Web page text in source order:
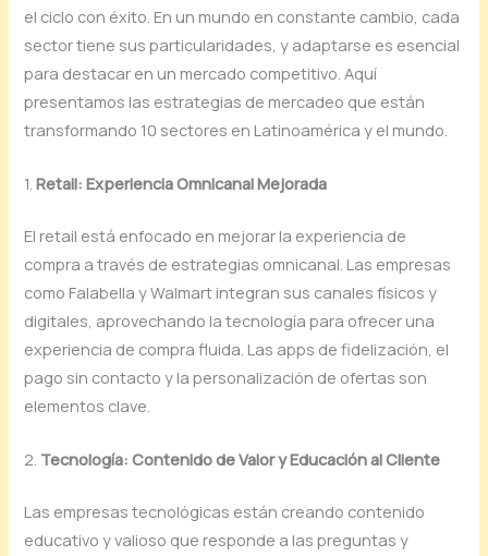
el ciclo con éxito. En un mundo en constante cambio, cada
sector tiene sus particularidades, y adaptarse es esencial
para destacar en un mercado competitivo. Aquí
presentamos las estrategias de mercadeo que están
transformando 10 sectores en Latinoamérica y el mundo.
1.Retail: Experiencia Omnicanal Mejorada
El retail está enfocado en mejorar la experiencia de
compra a través de estrategias omnicanal. Las empresas
como Falabella y Walmart integran sus canales físicos y
digitales, aprovechando la tecnología para ofrecer una
experiencia de compra fluida. Las apps de fidelización, el
pago sin contacto y la personalización de ofertas son
elementos clave.
2. Tecnología: Contenido de Valor y Educación al Cliente
Las empresas tecnológicas están creando contenido
educativo y valioso que responde a las preguntas y